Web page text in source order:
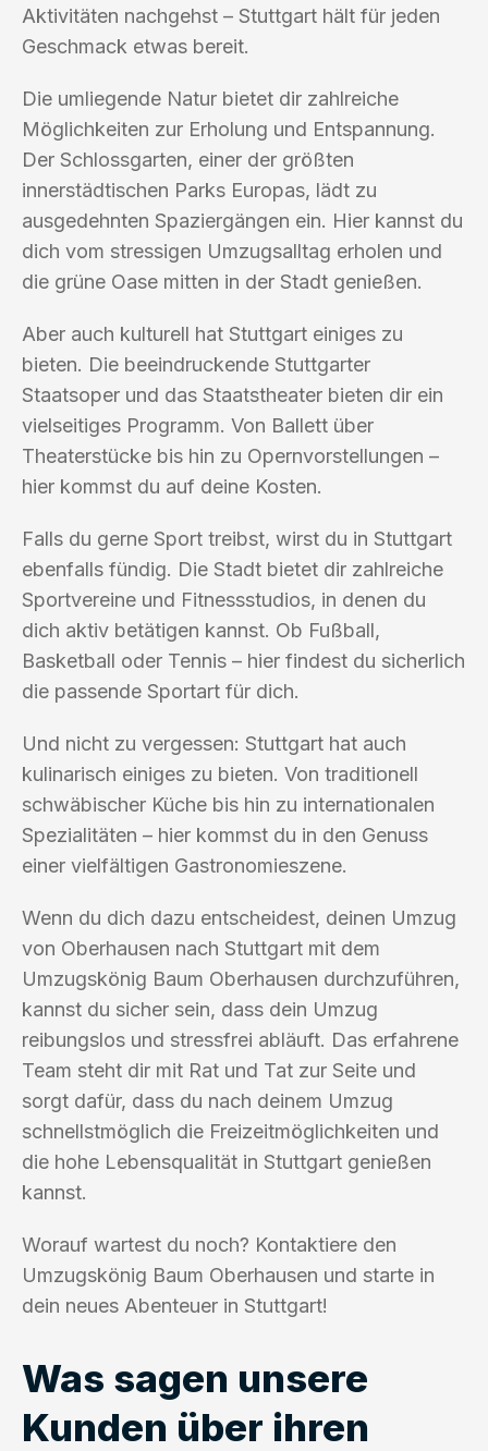
Aktivitäten nachgehst – Stuttgart hält für jeden
Geschmack etwas bereit.
Die umliegende Natur bietet dir zahlreiche
Möglichkeiten zur Erholung und Entspannung.
Der Schlossgarten, einer der größten
innerstädtischen Parks Europas, lädt zu
ausgedehnten Spaziergängen ein. Hier kannst du
dich vom stressigen Umzugsalltag erholen und
die grüne Oase mitten in der Stadt genießen.
Aber auch kulturell hat Stuttgart einiges zu
bieten. Die beeindruckende Stuttgarter
Staatsoper und das Staatstheater bieten dir ein
vielseitiges Programm. Von Ballett über
Theaterstücke bis hin zu Opernvorstellungen –
hier kommst du auf deine Kosten.
Falls du gerne Sport treibst, wirst du in Stuttgart
ebenfalls fündig. Die Stadt bietet dir zahlreiche
Sportvereine und Fitnessstudios, in denen du
dich aktiv betätigen kannst. Ob Fußball,
Basketball oder Tennis – hier findest du sicherlich
die passende Sportart für dich.
Und nicht zu vergessen: Stuttgart hat auch
kulinarisch einiges zu bieten. Von traditionell
schwäbischer Küche bis hin zu internationalen
Spezialitäten – hier kommst du in den Genuss
einer vielfältigen Gastronomieszene.
Wenn du dich dazu entscheidest, deinen Umzug
von Oberhausen nach Stuttgart mit dem
Umzugskönig Baum Oberhausen durchzuführen,
kannst du sicher sein, dass dein Umzug
reibungslos und stressfrei abläuft. Das erfahrene
Team steht dir mit Rat und Tat zur Seite und
sorgt dafür, dass du nach deinem Umzug
schnellstmöglich die Freizeitmöglichkeiten und
die hohe Lebensqualität in Stuttgart genießen
kannst.
Worauf wartest du noch? Kontaktiere den
Umzugskönig Baum Oberhausen und starte in
dein neues Abenteuer in Stuttgart!
Was sagen unsere
Kunden über ihren